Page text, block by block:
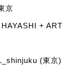
京
+ ART
(東京)